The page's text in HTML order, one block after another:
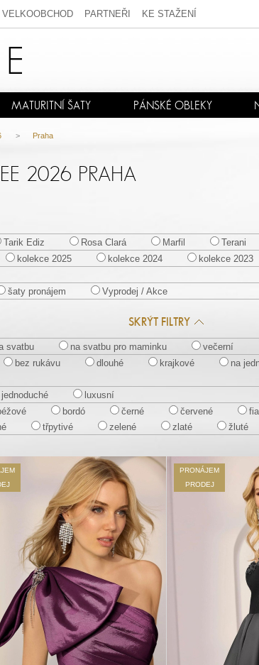
VELKOOBCHOD PARTNEŘI KE STAŽENÍ
MATURITNÍ ŠATY PÁNSKÉ OBLEKY
> Praha
2026 PRAHA
Tarik Ediz Rosa Clará Marfil Terani
kolekce 2025 kolekce 2024
kolekce 2023
šaty pronájem Vyprodej / Akce
SKRÝT FILTRY
svatbu na svatbu pro maminku
večerní
bez rukávu dlouhé krajkové na
jednoduché
luxusní
bordó černé červené
třpytivé zelené zlaté žluté
PRONÁJEM
PRODEJ